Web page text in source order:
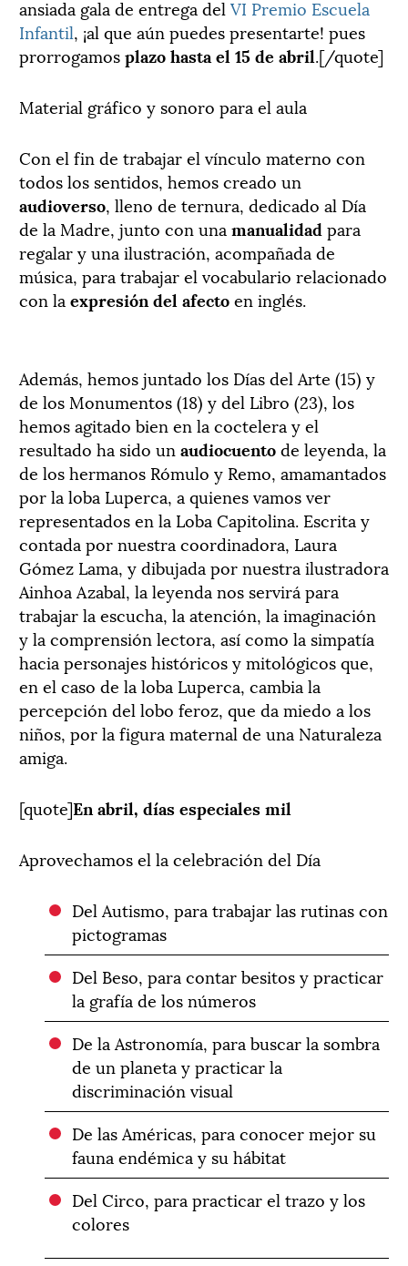
ansiada gala de entrega delVI Premio Escuela
Infantil, ¡al que aún puedes presentarte! pues
prorrogamosplazo hasta el 15 de abril.[/quote]
Material gráfico y sonoro para el aula
Con el fin de trabajar el vínculo materno con
todos los sentidos, hemos creado un
audioverso, lleno de ternura, dedicado al Día
de la Madre, junto con unamanualidadpara
regalar y una ilustración, acompañada de
música, para trabajar el vocabulario relacionado
con laexpresión del afectoen inglés.
Además, hemos juntado los Días del Arte (15) y
de los Monumentos (18) y del Libro (23), los
hemos agitado bien en la coctelera y el
resultado ha sido unaudiocuentode leyenda, la
de los hermanos Rómulo y Remo, amamantados
por la loba Luperca, a quienes vamos ver
representados en la Loba Capitolina. Escrita y
contada por nuestra coordinadora, Laura
Gómez Lama, y dibujada por nuestra ilustradora
Ainhoa Azabal, la leyenda nos servirá para
trabajar la escucha, la atención, la imaginación
y la comprensión lectora, así como la simpatía
hacia personajes históricos y mitológicos que,
en el caso de la loba Luperca, cambia la
percepción del lobo feroz, que da miedo a los
niños, por la figura maternal de una Naturaleza
amiga.
[quote]En abril, días especiales mil
Aprovechamos el la celebración del Día
Del Autismo, para trabajar las rutinas con
pictogramas
Del Beso, para contar besitos y practicar
la grafía de los números
De la Astronomía, para buscar la sombra
de un planeta y practicar la
discriminación visual
De las Américas, para conocer mejor su
fauna endémica y su hábitat
Del Circo, para practicar el trazo y los
colores